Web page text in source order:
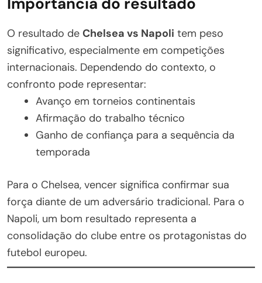
O resultado de Chelsea vs Napoli tem peso
significativo, especialmente em competições
internacionais. Dependendo do contexto, o
confronto pode representar:
Avanço em torneios continentais
Afirmação do trabalho técnico
Ganho de confiança para a sequência da
temporada
Para o Chelsea, vencer significa confirmar sua
força diante de um adversário tradicional. Para o
Napoli, um bom resultado representa a
consolidação do clube entre os protagonistas do
futebol europeu.